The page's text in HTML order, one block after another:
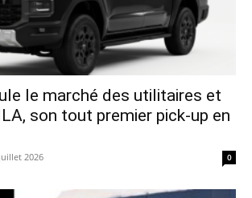
le marché des utilitaires et
son tout premier pick-up en
2026 0